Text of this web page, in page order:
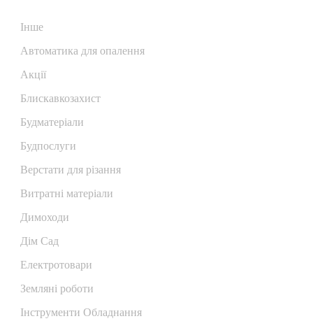
Iнше
Автоматика для опалення
Акції
Блискавкозахист
Будматеріали
Будпослуги
Верстати для різання
Витратні матеріали
Димоходи
Дім Сад
Електротовари
Земляні роботи
Інструменти Обладнання